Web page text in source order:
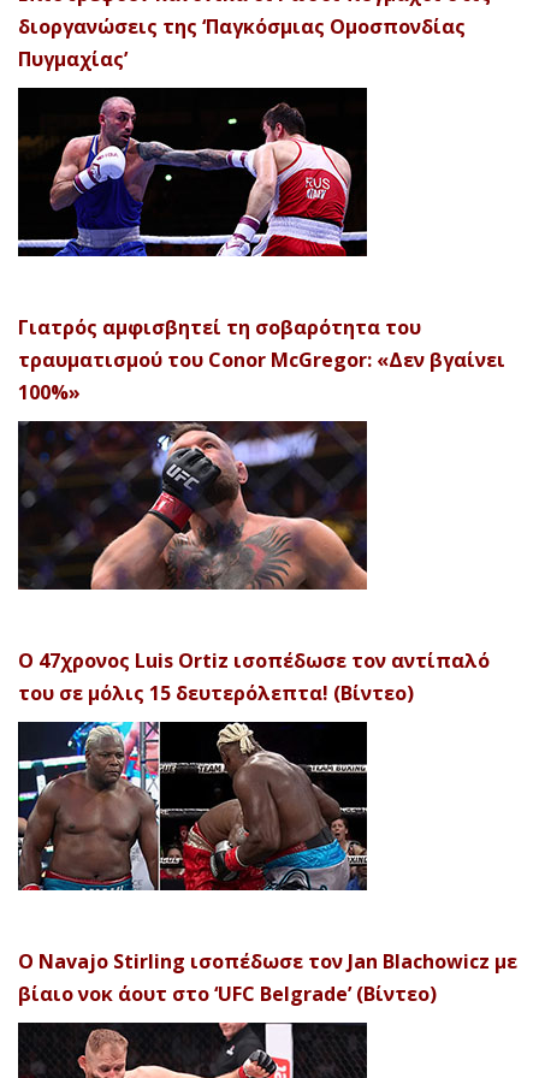
διοργανώσεις της ‘Παγκόσμιας Ομοσπονδίας
Πυγμαχίας’
Γιατρός αμφισβητεί τη σοβαρότητα του
τραυματισμού του Conor McGregor: «Δεν βγαίνει
100%»
Ο 47χρονος Luis Ortiz ισοπέδωσε τον αντίπαλό
του σε μόλις 15 δευτερόλεπτα! (Βίντεο)
Ο Navajo Stirling ισοπέδωσε τον Jan Blachowicz με
βίαιο νοκ άουτ στο ‘UFC Belgrade’ (Βίντεο)